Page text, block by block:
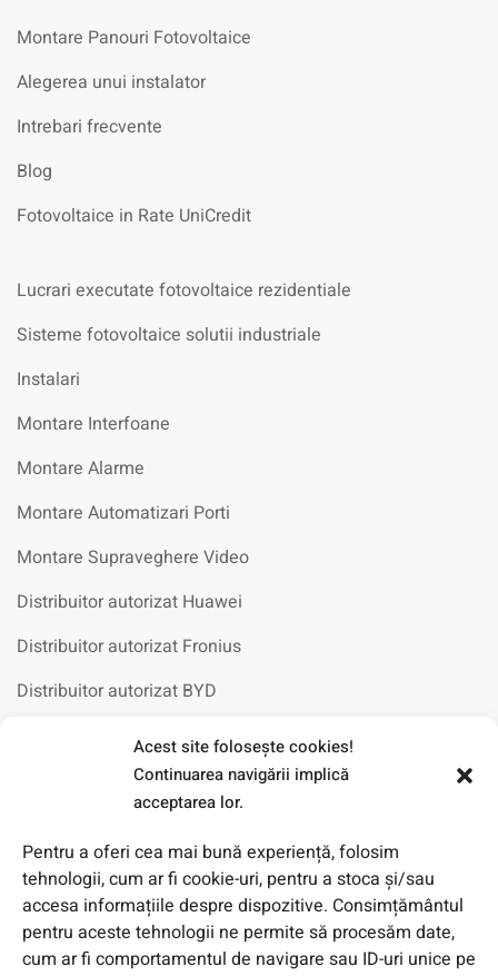
Acest site foloseşte cookies!
Continuarea navigării implică
acceptarea lor.
Pentru a oferi cea mai bună experiență, folosim
tehnologii, cum ar fi cookie-uri, pentru a stoca și/sau
accesa informațiile despre dispozitive. Consimțământul
pentru aceste tehnologii ne permite să procesăm date,
cum ar fi comportamentul de navigare sau ID-uri unice pe
Montare Panouri Fotovoltaice
Alegerea unui instalator
Intrebari frecvente
Blog
Fotovoltaice in Rate UniCredit
Lucrari executate fotovoltaice rezidentiale
Sisteme fotovoltaice solutii industriale
Instalari
Montare Interfoane
Montare Alarme
Montare Automatizari Porti
Montare Supraveghere Video
Distribuitor autorizat Huawei
Distribuitor autorizat Fronius
Distribuitor autorizat BYD
Fotovoltaice in scoli